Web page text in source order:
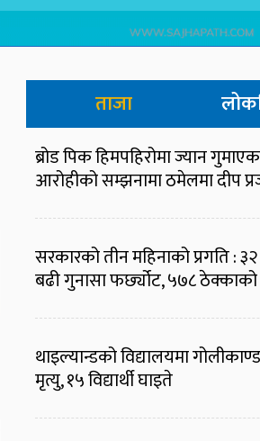
ताजा
ब्रोड पिक हिमपहिरोमा ज्यान
आरोहीको सम्झनामा ठमेलमा दीप
सरकारको तीन महिनाको प्रगति :
बढी गुनासा फर्छ्योट, ५७८
थाइल्यान्डको विद्यालयमा
मृत्यु, १५ विद्यार्थी घाइते